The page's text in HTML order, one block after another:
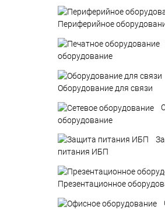
Периферийное
оборудование
Оборудование для связи
оборудование
питания ИБП
Презентационное